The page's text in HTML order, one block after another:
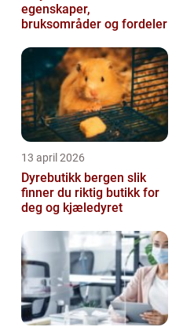
egenskaper,
bruksområder og fordeler
13 april 2026
Dyrebutikk bergen slik
finner du riktig butikk for
deg og kjæledyret